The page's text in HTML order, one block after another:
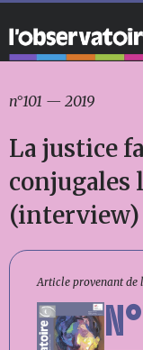
n°101 — 2019
La justice
conjugales
(interview)
Article provenant de